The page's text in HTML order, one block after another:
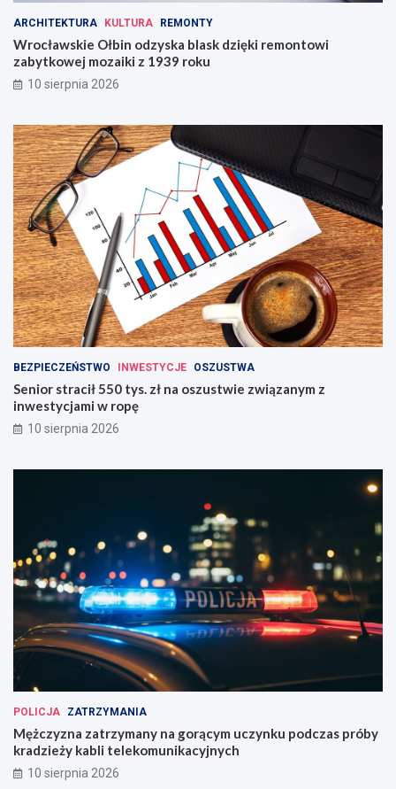
ARCHITEKTURA KULTURA REMONTY
Wrocławskie Ołbin odzyska blask dzięki remontowi
zabytkowej mozaiki z 1939 roku
10 sierpnia 2026
BEZPIECZEŃSTWO INWESTYCJE OSZUSTWA
Senior stracił 550 tys. zł na oszustwie związanym z
inwestycjami w ropę
10 sierpnia 2026
POLICJA ZATRZYMANIA
Mężczyzna zatrzymany na gorącym uczynku podczas próby
kradzieży kabli telekomunikacyjnych
10 sierpnia 2026